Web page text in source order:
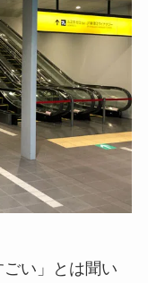
い」とは聞い